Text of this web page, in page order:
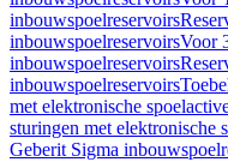
inbouwspoelreservoirs
inbouwspoelreservoirsVoor
inbouwspoelreservoirs
inbouwspoelreservoirs
met elektronische
sturingen met elektronische
Geberit Sigma